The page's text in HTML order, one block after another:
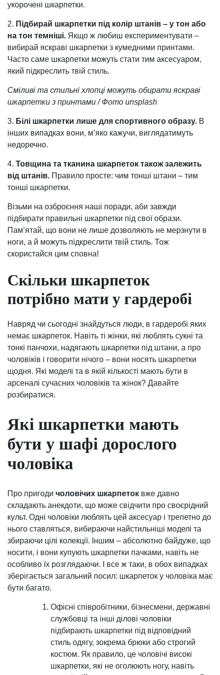
укорочені шкарпетки.
2. Підбирай шкарпетки під колір штанів – у тон або
на тон темніші. Якщо ж любиш експериментувати –
вибирай яскраві шкарпетки з кумедними принтами.
Часто саме шкарпетки можуть стати тим аксесуаром,
який підкреслить твій стиль.
Сміливі та стильні хлопці можуть обирати яскраві
шкарпетки з принтами / Фото unsplash
3. Білі шкарпетки лише для спортивного образу. В
інших випадках вони, м’яко кажучи, виглядатимуть
недоречно.
4. Товщина та тканина шкарпеток також залежить
від штанів. Правило просте: чим тонші штани – тим
тонші шкарпетки.
Візьми на озброєння наші поради, аби завжди
підбирати правильні шкарпетки під свої образи.
Пам’ятай, що вони не лише дозволяють не мерзнути в
ноги, а й можуть підкреслити твій стиль. Тож
скористайся цим сповна!
Скільки шкарпеток
потрібно мати у гардеробі
Навряд чи сьогодні знайдуться люди, в гардеробі яких
немає шкарпеток. Навіть ті жінки, які люблять сукні та
тонкі панчохи, надягають шкарпетки під штани, а про
чоловіків і говорити нічого – вони носять шкарпетки
щодня. Які моделі та в якій кількості мають бути в
арсеналі сучасних чоловіків та жінок? Давайте
розбиратися.
Які шкарпетки мають
бути у шафі дорослого
чоловіка
Про пригоди чоловічих шкарпеток вже давно
складають анекдоти, що може свідчити про своєрідний
культ. Одні чоловіки люблять цей аксесуар і трепетно ​​до
нього ставляться, вибираючи найстильніші моделі та
збираючи цілі колекції. Іншим – абсолютно байдуже, що
носити, і вони купують шкарпетки пачками, навіть не
особливо їх розглядаючи. І все ж таки, в обох випадках
зберігається загальний посил: шкарпеток у чоловіка має
бути багато.
Офісні співробітники, бізнесмени, державні
службовці та інші ділові чоловіки
підбирають шкарпетки під відповідний
стиль одягу, зокрема брюки або строгий
костюм. Як правило, це чоловічі високі
шкарпетки, які не оголюють ногу, навіть